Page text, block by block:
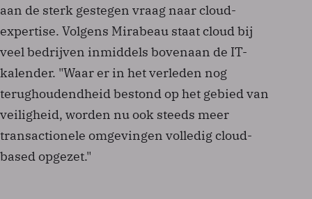
aan de sterk gestegen vraag naar cloud-
expertise. Volgens Mirabeau staat cloud bij
veel bedrijven inmiddels bovenaan de IT-
kalender. "Waar er in het verleden nog
terughoudendheid bestond op het gebied van
veiligheid, worden nu ook steeds meer
transactionele omgevingen volledig cloud-
based opgezet."